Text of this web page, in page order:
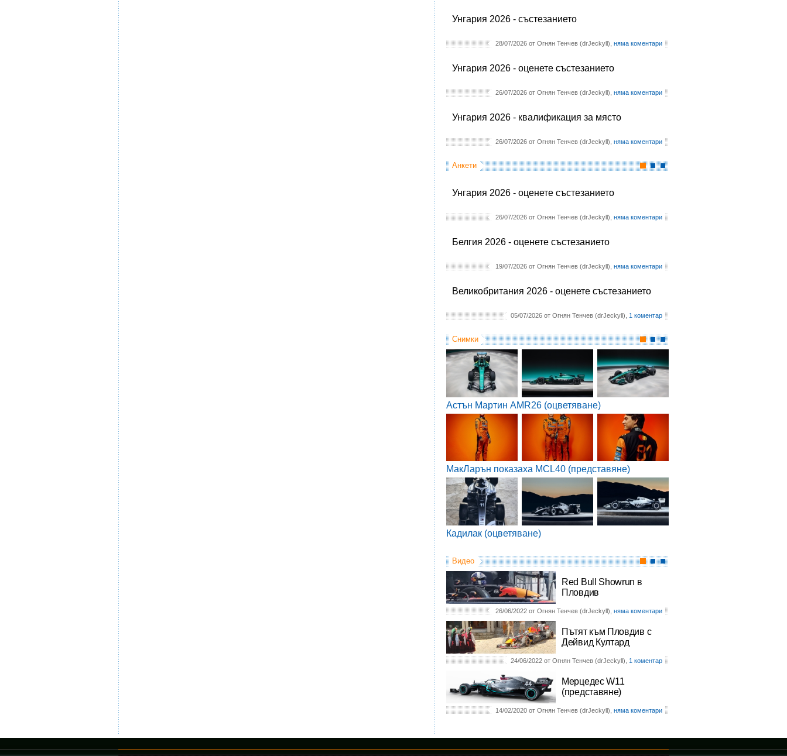
Унгария 2026 - състезанието
28/07/2026 от Огнян Тенчев (drJeckyll), няма коментари
Унгария 2026 - оценете състезанието
26/07/2026 от Огнян Тенчев (drJeckyll), няма коментари
Унгария 2026 - квалификация за място
26/07/2026 от Огнян Тенчев (drJeckyll), няма коментари
Анкети
Унгария 2026 - оценете състезанието
26/07/2026 от Огнян Тенчев (drJeckyll), няма коментари
Белгия 2026 - оценете състезанието
19/07/2026 от Огнян Тенчев (drJeckyll), няма коментари
Великобритания 2026 - оценете състезанието
05/07/2026 от Огнян Тенчев (drJeckyll), 1 коментар
Снимки
Астън Мартин AMR26 (оцветяване)
МакЛарън показаха MCL40 (представяне)
Кадилак (оцветяване)
Видео
Red Bull Showrun в
Пловдив
26/06/2022 от Огнян Тенчев (drJeckyll), няма коментари
Пътят към Пловдив с
Дейвид Култард
24/06/2022 от Огнян Тенчев (drJeckyll), 1 коментар
Мерцедес W11
(представяне)
14/02/2020 от Огнян Тенчев (drJeckyll), няма коментари